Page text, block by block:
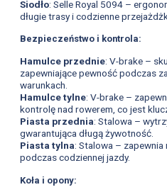
Siodło: Selle Royal 5094 –
długie trasy i codzienne
Bezpieczeństwo i kontrola:
Hamulce przednie: V-brake –
zapewniające pewność podczas
warunkach.
Hamulce tylne: V-brake –
kontrolę nad rowerem, co jest
Piasta przednia: Stalowa –
gwarantująca długą żywotność.
Piasta tylna: Stalowa –
podczas codziennej jazdy.
Koła i opony: